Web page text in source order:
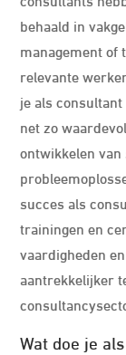
behaald in
management of
relevante
je als
net zo
ontwikkelen
succes als
trainingen en
vaardigheden
aantrekkelijker
Wat doe je